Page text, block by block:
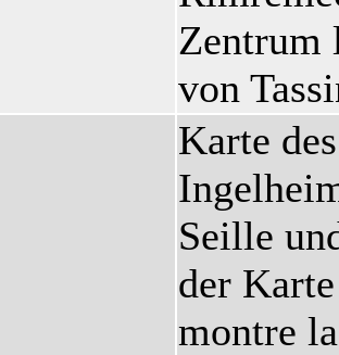
Zentrum
von
Karte
Seille
der
montre